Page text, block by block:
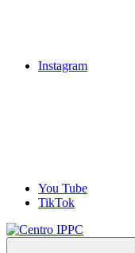
Instagram
You Tube
TikTok